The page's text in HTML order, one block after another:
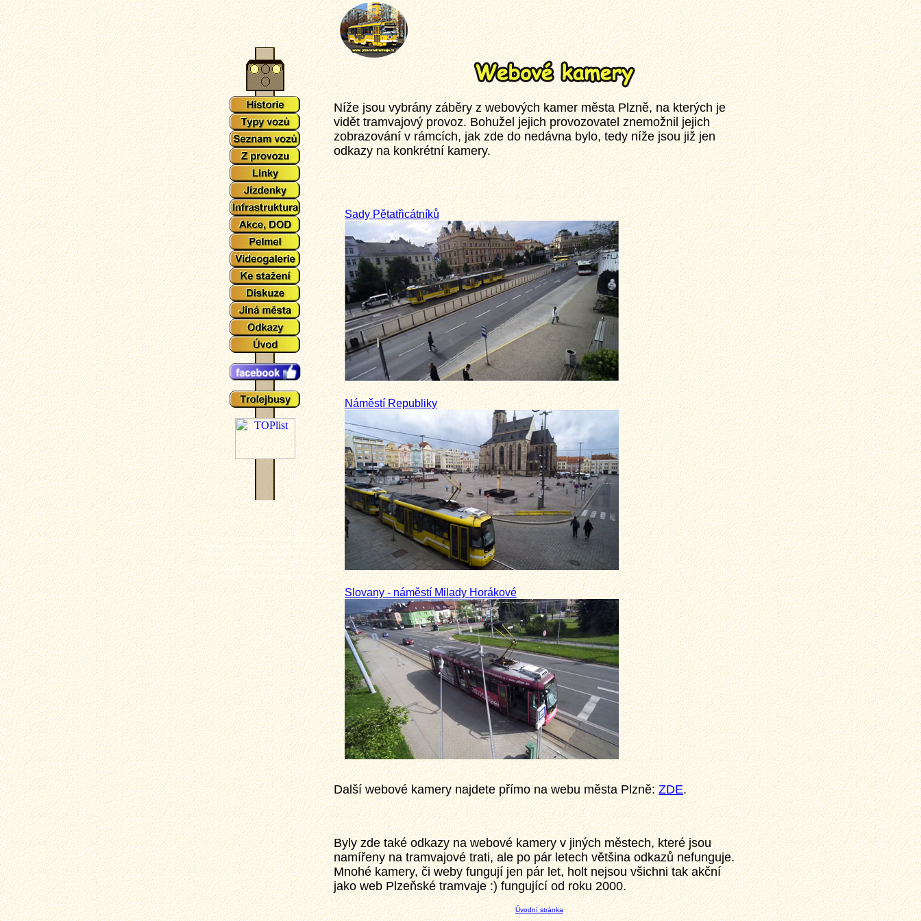
Plzeňské tramvaje - aktuální události a
zajímavosti z plzeňského tramvajové provozu,
popisy typů vozů a zejména mnoho aktuálních
fotografií plzeňských tramvají (nechybí ani
výluky, vykolejení či povodně a další zajímavotsi
z plzeňské MHD). Tramvaj - Plzeň.
Níže jsou vybrány záběry z webových kamer města Plzně, na kterých je
vidět tramvajový provoz. Bohužel jejich provozovatel znemožnil jejich
zobrazování v rámcích, jak zde do nedávna bylo, tedy níže jsou již jen
odkazy na konkrétní kamery.
Sady Pětatřicátníků
Náměstí Republiky
Slovany - náměstí Milady Horákové
Další webové kamery najdete přímo na webu města Plzně:ZDE.
Byly zde také odkazy na webové kamery v jiných městech, které jsou
namířeny na tramvajové trati, ale po pár letech většina odkazů nefunguje.
Mnohé kamery, či weby fungují jen pár let, holt nejsou všichni tak akční
jako web Plzeňské tramvaje :) fungující od roku 2000.
Úvodní stránka